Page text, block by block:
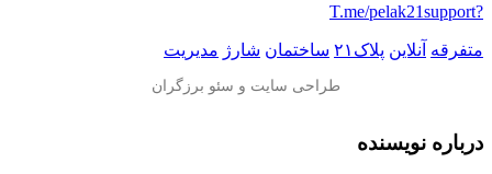
?T.me/pelak21support
متفرقه آنلاین پلاک۲۱ ساختمان شارژ مدیریت
درباره نویسنده